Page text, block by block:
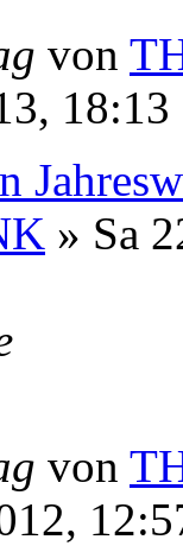
von
18:13
» Sa
von